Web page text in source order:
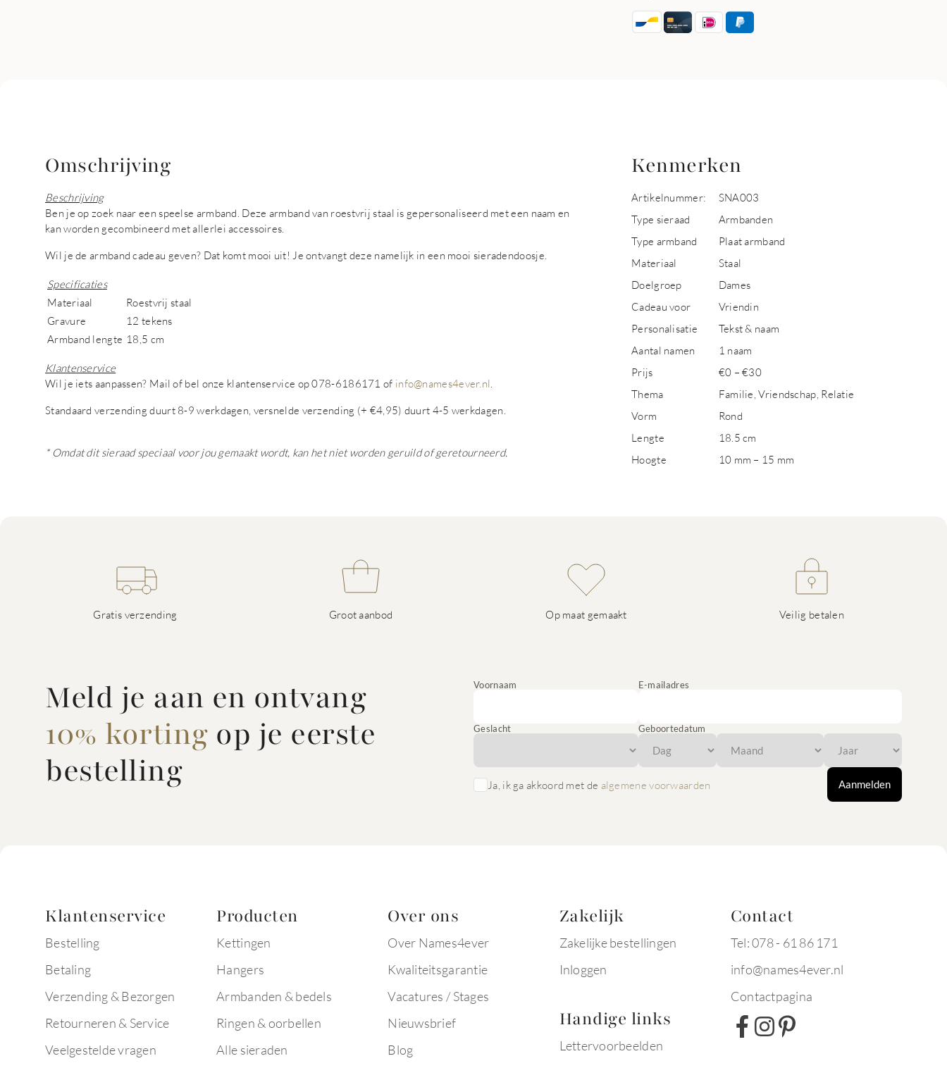
Omschrijving
Beschrijving
Ben je op zoek naar een speelse armband. Deze armband van roestvrij staal is gepersonaliseerd met een naam en
kan worden gecombineerd met allerlei accessoires.
Wil je de armband cadeau geven? Dat komt mooi uit! Je ontvangt deze namelijk in een mooi sieradendoosje.
Specificaties
Materiaal
Roestvrij staal
Gravure
12 tekens
Armband lengte 18,5 cm
Klantenservice
Wil je iets aanpassen? Mail of bel onze klantenservice op 078-6186171 of info@names4ever.nl
Standaard verzending duurt 8-9 werkdagen, versnelde verzending (+ €4,95) duurt 4-5 werkdagen.
* Omdat dit sieraad speciaal voor jou gemaakt wordt, kan het niet worden geruild of geretourneerd.
Kenmerken
Artikelnummer:
SNA003
Type sieraad
Armbanden
Type armband
Plaat armband
Materiaal
Staal
Doelgroep
Dames
Cadeau voor
Vriendin
Personalisatie
Tekst & naam
Aantal namen
1 naam
Prijs
€0 – €30
Thema
Familie, Vriendschap, Relatie
Vorm
Rond
Lengte
18.5 cm
Hoogte
10 mm – 15 mm
Gratis verzending Groot aanbod Op maat gemaakt Veilig betalen
Meld je aan en ontvang
10% korting op je eerste
bestelling
Voornaam E-mailadres
Geslacht Geboortedatum
Ja, ik ga akkoord met de algemene voorwaarden Aanmelden
Klantenservice
Bestelling
Betaling
Verzending & Bezorgen
Retourneren & Service
Veelgestelde vragen
Producten
Kettingen
Hangers
Armbanden & bedels
Ringen & oorbellen
Alle sieraden
Over ons
Over Names4ever
Kwaliteitsgarantie
Vacatures / Stages
Nieuwsbrief
Blog
Zakelijk
Zakelijke bestellingen
Inloggen
Handige links
Lettervoorbeelden
Contact
Tel: 078 - 61 86 171
info@names4ever.nl
Contactpagina